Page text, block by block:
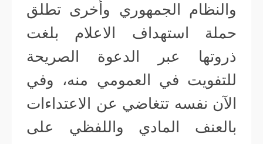
والنظام الجمهوري وأخرى تطلق
حملة استهداف الاعلام بلغت
ذروتها عبر الدعوة الصريحة
للتفويت في العمومي منه، وفي
الآن نفسه تتغاضي عن الاعتداءات
بالعنف المادي واللفظي على